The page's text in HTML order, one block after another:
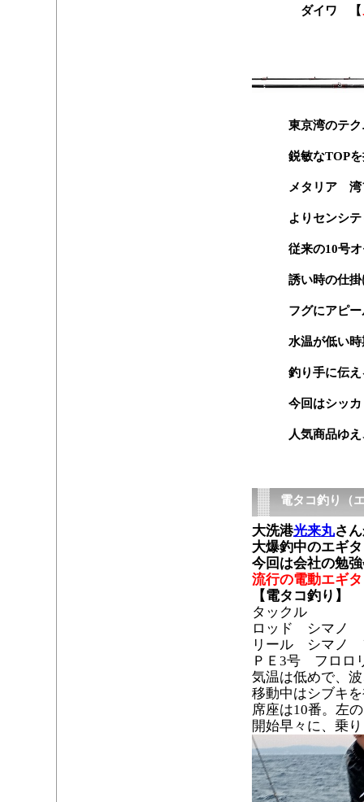
ダイワ 【
東京湾のテ
鋭敏なTOP
メタリア
よりセンシ
従来の10号
誘い時の仕
フグにアピ
水温が低い
釣り手に伝
今回はシッ
人気商品ゆ
電タコ釣り（
大洗港光来丸さ
大爆釣中のエギ
今回は会社の勉
流行の電動エギ
【電タコ釣り】
タックル
ロッド シマノ
リール シマノ
ＰＥ3号 フロロ
気温は低めで、
移動中はシブキ
席座は10番。左
開始早々に、乗